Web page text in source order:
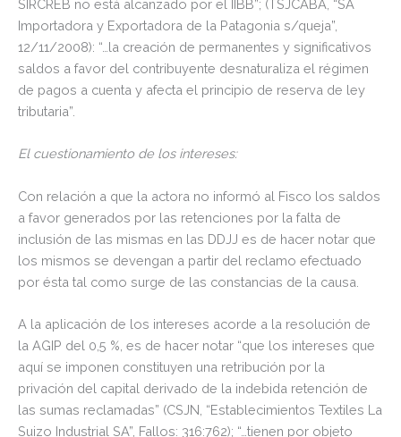
SIRCREB no está alcanzado por el IIBB”; (TSJCABA, “SA
Importadora y Exportadora de la Patagonia s/queja”,
12/11/2008): “…la creación de permanentes y significativos
saldos a favor del contribuyente desnaturaliza el régimen
de pagos a cuenta y afecta el principio de reserva de ley
tributaria”.
El cuestionamiento de los intereses:
Con relación a que la actora no informó al Fisco los saldos
a favor generados por las retenciones por la falta de
inclusión de las mismas en las DDJJ es de hacer notar que
los mismos se devengan a partir del reclamo efectuado
por ésta tal como surge de las constancias de la causa.
A la aplicación de los intereses acorde a la resolución de
la AGIP del 0,5 %, es de hacer notar “que los intereses que
aquí se imponen constituyen una retribución por la
privación del capital derivado de la indebida retención de
las sumas reclamadas” (CSJN, “Establecimientos Textiles La
Suizo Industrial SA”, Fallos: 316:762); “…tienen por objeto